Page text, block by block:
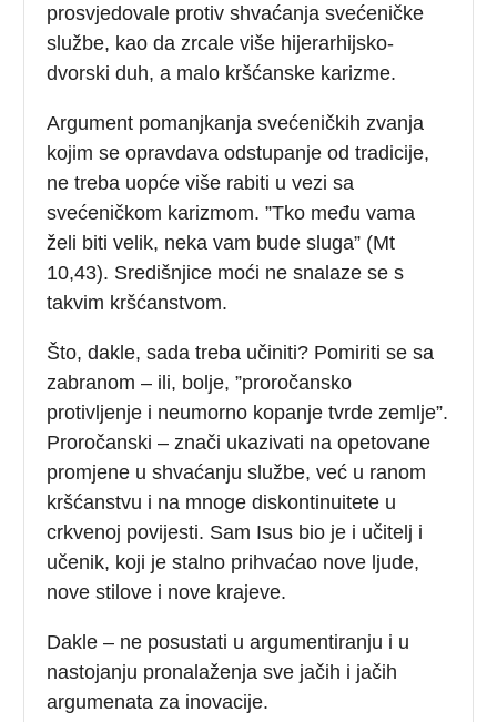
prosvjedovale protiv shvaćanja svećeničke
službe, kao da zrcale više hijerarhijsko-
dvorski duh, a malo kršćanske karizme.
Argument pomanjkanja svećeničkih zvanja
kojim se opravdava odstupanje od tradicije,
ne treba uopće više rabiti u vezi sa
svećeničkom karizmom. ”Tko među vama
želi biti velik, neka vam bude sluga” (Mt
10,43). Središnjice moći ne snalaze se s
takvim kršćanstvom.
Što, dakle, sada treba učiniti? Pomiriti se sa
zabranom – ili, bolje, ”proročansko
protivljenje i neumorno kopanje tvrde zemlje”.
Proročanski – znači ukazivati na opetovane
promjene u shvaćanju službe, već u ranom
kršćanstvu i na mnoge diskontinuitete u
crkvenoj povijesti. Sam Isus bio je i učitelj i
učenik, koji je stalno prihvaćao nove ljude,
nove stilove i nove krajeve.
Dakle – ne posustati u argumentiranju i u
nastojanju pronalaženja sve jačih i jačih
argumenata za inovacije.